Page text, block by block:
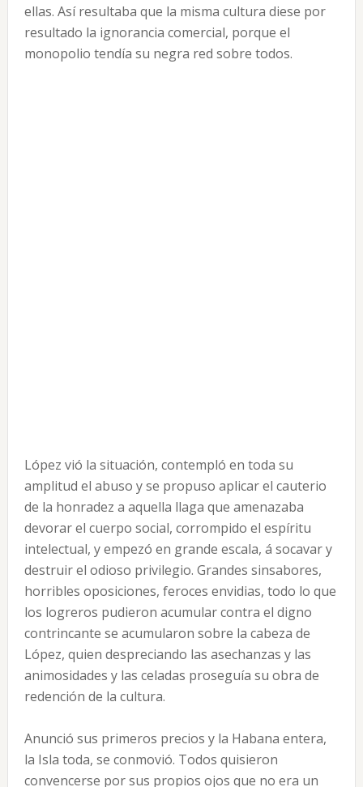
ellas. Así resultaba que la misma cultura diese por
resultado la ignorancia comercial, porque el
monopolio tendía su negra red sobre todos.
López vió la situación, contempló en toda su
amplitud el abuso y se propuso aplicar el cauterio
de la honradez a aquella llaga que amenazaba
devorar el cuerpo social, corrompido el espíritu
intelectual, y empezó en grande escala, á socavar y
destruir el odioso privilegio. Grandes sinsabores,
horribles oposiciones, feroces envidias, todo lo que
los logreros pudieron acumular contra el digno
contrincante se acumularon sobre la cabeza de
López, quien despreciando las asechanzas y las
animosidades y las celadas proseguía su obra de
redención de la cultura.
Anunció sus primeros precios y la Habana entera,
la Isla toda, se conmovió. Todos quisieron
convencerse por sus propios ojos que no era un